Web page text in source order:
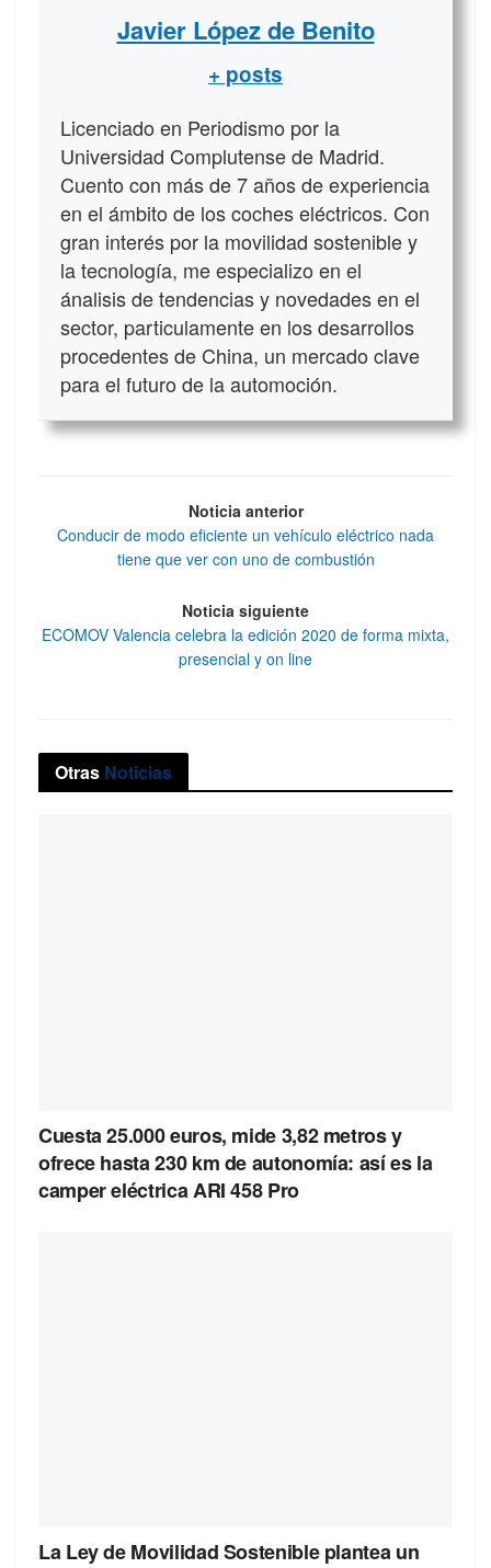
Javier López de Benito
+ posts
Licenciado en Periodismo por la
Universidad Complutense de Madrid.
Cuento con más de 7 años de experiencia
en el ámbito de los coches eléctricos. Con
gran interés por la movilidad sostenible y
la tecnología, me especializo en el
ánalisis de tendencias y novedades en el
sector, particulamente en los desarrollos
procedentes de China, un mercado clave
para el futuro de la automoción.
Noticia anterior
Conducir de modo eficiente un vehículo eléctrico nada
tiene que ver con uno de combustión
Noticia siguiente
ECOMOV Valencia celebra la edición 2020 de forma mixta,
presencial y on line
Otras Noticias
Cuesta 25.000 euros, mide 3,82 metros y
ofrece hasta 230 km de autonomía: así es la
camper eléctrica ARI 458 Pro
La Ley de Movilidad Sostenible plantea un